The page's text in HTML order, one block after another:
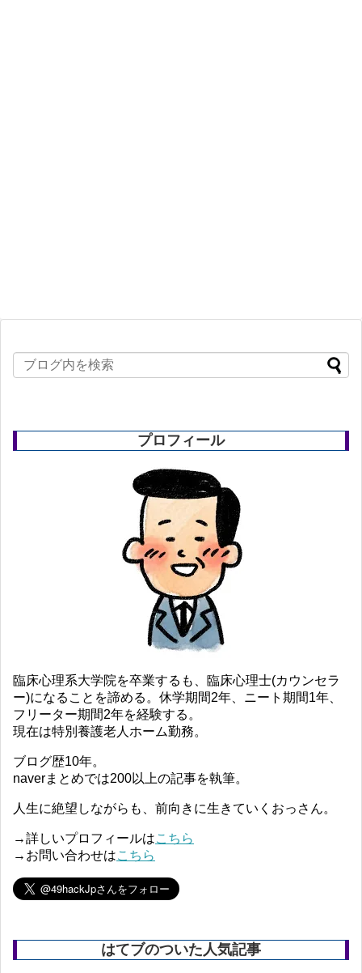
プロフィール
臨床心理系大学院を卒業するも、臨床心理士(カウンセラ
ー)になることを諦める。休学期間2年、ニート期間1年、
フリーター期間2年を経験する。
現在は特別養護老人ホーム勤務。
ブログ歴10年。
naverまとめでは200以上の記事を執筆。
人生に絶望しながらも、前向きに生きていくおっさん。
→詳しいプロフィールはこちら
→お問い合わせはこちら
はてブのついた人気記事